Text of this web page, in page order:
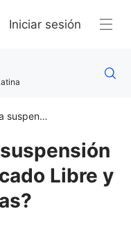
Iniciar sesión
Cómo prevenir la suspensión de cuenta en Mercado Libre y proteger tus ventas?
Libre y